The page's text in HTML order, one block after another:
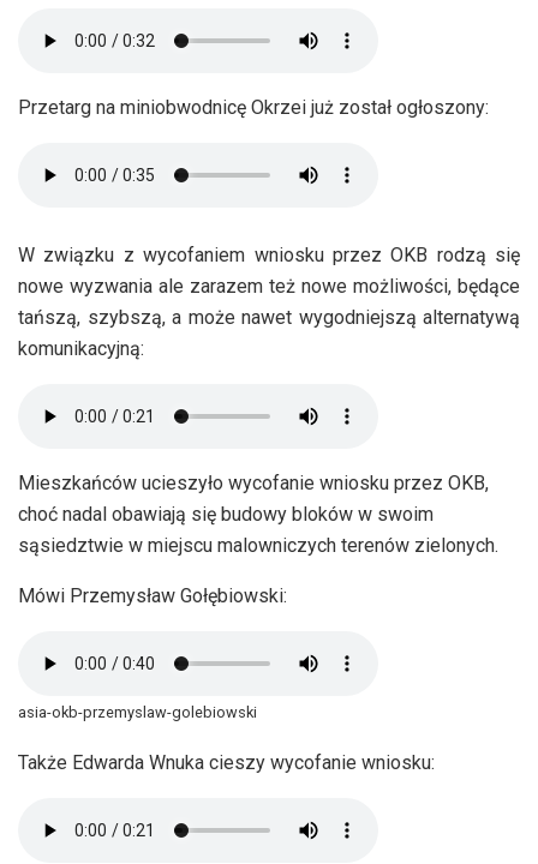
Przetarg na miniobwodnicę Okrzei już został ogłoszony:
W związku z wycofaniem wniosku przez OKB rodzą się
nowe wyzwania ale zarazem też nowe możliwości, będące
tańszą, szybszą, a może nawet wygodniejszą alternatywą
komunikacyjną:
Mieszkańców ucieszyło wycofanie wniosku przez OKB,
choć nadal obawiają się budowy bloków w swoim
sąsiedztwie w miejscu malowniczych terenów zielonych.
Mówi Przemysław Gołębiowski:
asia-okb-przemyslaw-golebiowski
Także Edwarda Wnuka cieszy wycofanie wniosku: